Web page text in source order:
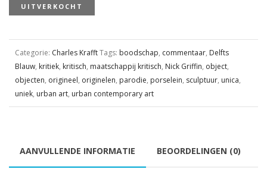
UITVERKOCHT
Categorie: Charles KrafftTags: boodschap, commentaar, Delfts
Blauw, kritiek, kritisch, maatschappij kritisch, Nick Griffin, object,
objecten, origineel, originelen, parodie, porselein, sculptuur, unica,
uniek, urban art, urban contemporary art
AANVULLENDE INFORMATIE BEOORDELINGEN (0)